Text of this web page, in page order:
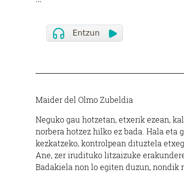
Maider del Olmo Zubeldia
Neguko gau hotzetan, etxerik ezean,
norbera hotzez hilko ez bada. Hala
kezkatzeko, kontrolpean dituztela
Ane, zer irudituko litzaizuke
Badakiela non lo egiten duzun, nondik